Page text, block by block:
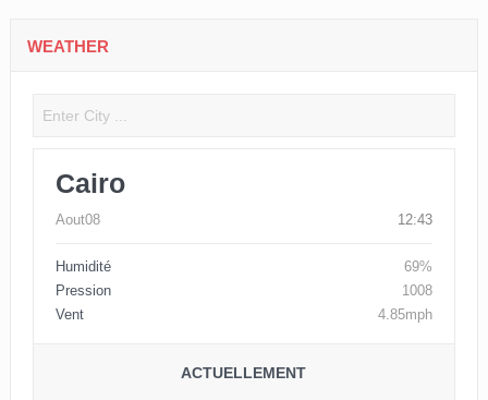
WEATHER
Cairo
Aout08 12:43
Humidité
69%
Pression
1008
Vent
4.85mph
ACTUELLEMENT